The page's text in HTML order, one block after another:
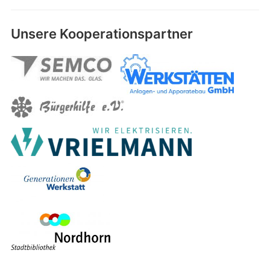
Unsere Kooperationspartner